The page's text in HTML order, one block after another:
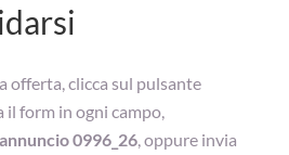
offerta, clicca sul pulsante
form in ogni campo,
0996_26, oppure invia